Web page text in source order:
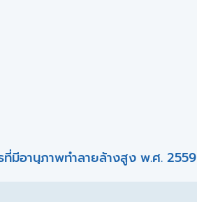
ที่มีอานุภาพทำลายล้างสูง พ.ศ. 2559